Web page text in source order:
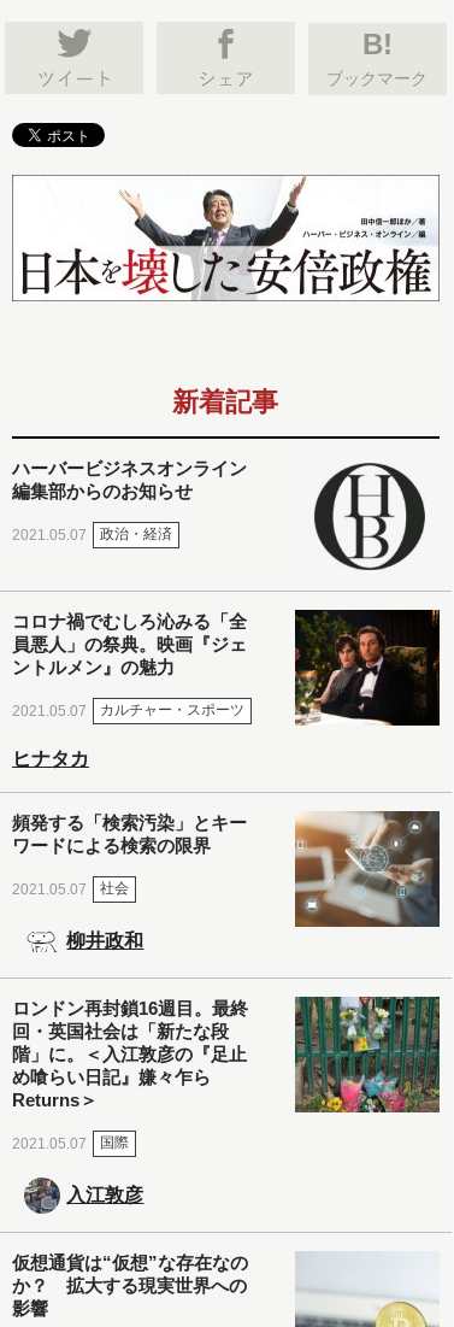
B!
ブックマーク
新着記事
ハーバービジネスオンライン
編集部からのお知らせ
2021.05.07 政治・経済
コロナ禍でむしろ沁みる「全
員悪人」の祭典。映画『ジェ
ントルメン』の魅力
2021.05.07 カルチャー・スポーツ
ヒナタカ
頻発する「検索汚染」とキー
ワードによる検索の限界
2021.05.07 社会
柳井政和
ロンドン再封鎖16週目。最終
回・英国社会は「新たな段
階」に。＜入江敦彦の『足止
め喰らい日記』嫌々乍ら
Returns＞
2021.05.07 国際
入江敦彦
仮想通貨は“仮想”な存在なの
か？ 拡大する現実世界への
影響